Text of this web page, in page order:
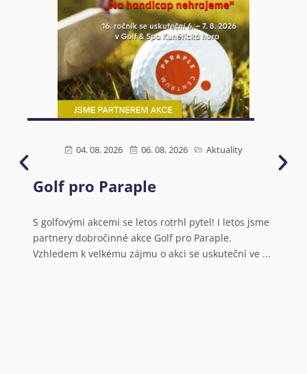
04. 08. 2026 06. 08. 2026 Aktuality
Golf pro Paraple
S golfovými akcemi se letos rotrhl pytel! I letos jsme
partnery dobročinné akce Golf pro Paraple.
Vzhledem k velkému zájmu o akci se uskuteční ve ...